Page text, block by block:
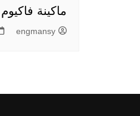
ماكينة
engmansy